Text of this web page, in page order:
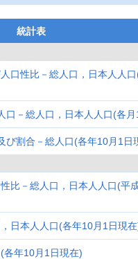
統計表
口性比－総人口，日本人人
口－総人口，日本人人口(各
び割合－総人口(各年10月1日
比－総人口，日本人人口(平
日本人人口(各年10月1日現
各年10月1日現在)